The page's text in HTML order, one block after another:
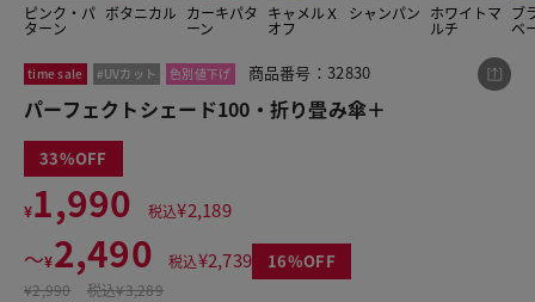
ピンク・パ
ターン
ボタニカル カーキパタ
ーン
キャメルＸ
オフ
シャンパン ホワイトマ
ルチ
ブ
ベ
time sale #UVカット 色別値下げ 商品番号：32830
パーフェクトシェード100・折り畳み傘＋
33
¥1,990 税込¥2,189
〜¥2,490 税込¥2,739 16
¥2,990 税込¥3,289
この商品をシェアする
パーフェクトシェード100・折り畳み傘＋